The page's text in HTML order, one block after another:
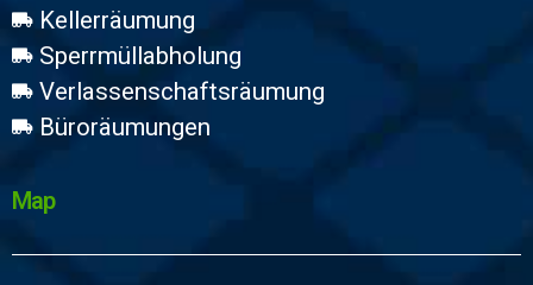
Kellerräumung
Sperrmüllabholung
Verlassenschaftsräumung
Büroräumungen
Map